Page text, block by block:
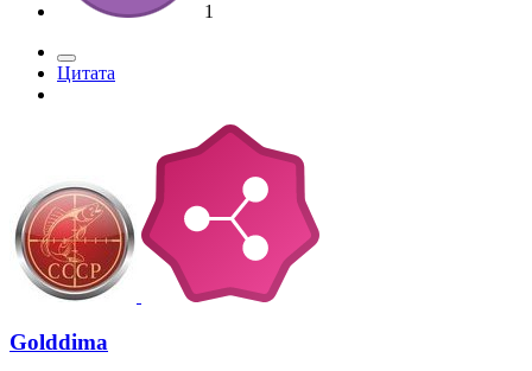
1
Цитата
Golddima